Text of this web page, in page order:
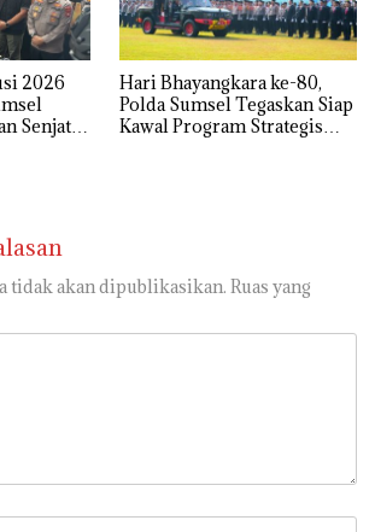
2026
Senjata
Hari Bhayangkara ke-80,
Polda Sumsel Tegaskan Siap
Kawal Program Strategis
tidak akan dipublikasikan. Ruas yang